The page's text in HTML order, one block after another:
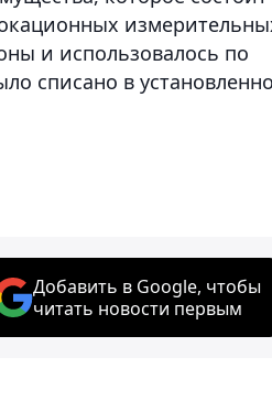
и использовалось по
списано в
Добавить в Google, чтобы
читать новости первым